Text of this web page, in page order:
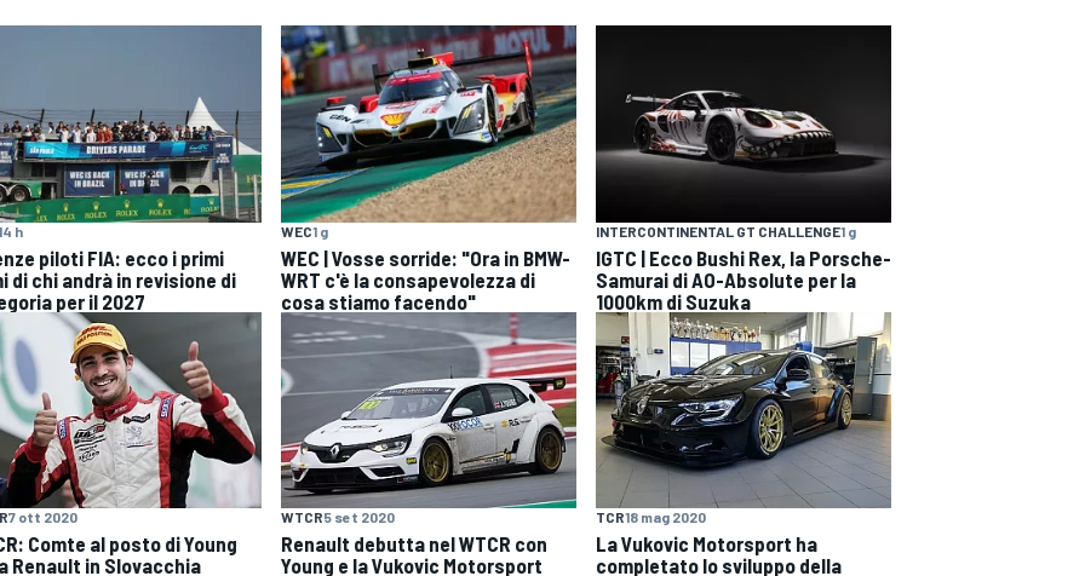
h
piloti FIA: ecco i primi
di chi andrà in revisione di
per il 2027
WEC1 g
WEC | Vosse sorride: "Ora in BMW-
WRT c'è la consapevolezza di
cosa stiamo facendo"
INTERCONTINENTAL GT CHALLENGE1 g
IGTC | Ecco Bushi Rex, la Porsche-
Samurai di AO-Absolute per la
1000km di Suzuka
7 ott 2020
Comte al posto di Young
Renault in Slovacchia
WTCR5 set 2020
Renault debutta nel WTCR con
Young e la Vukovic Motorsport
TCR18 mag 2020
La Vukovic Motorsport ha
completato lo sviluppo della